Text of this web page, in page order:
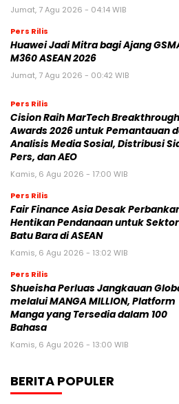
Jumat, 7 Agu 2026 - 04:14 WIB
Pers Rilis
Huawei Jadi Mitra bagi Ajang
M360 ASEAN 2026
Jumat, 7 Agu 2026 - 00:42 WIB
Pers Rilis
Cision Raih MarTech Breakthrough
Awards 2026 untuk Pemantauan
Analisis Media Sosial, Distribusi
Pers, dan AEO
Kamis, 6 Agu 2026 - 17:00 WIB
Pers Rilis
Fair Finance Asia Desak
Hentikan Pendanaan untuk Sektor
Batu Bara di ASEAN
Kamis, 6 Agu 2026 - 13:02 WIB
Pers Rilis
Shueisha Perluas Jangkauan
melalui MANGA MILLION, Platform
Manga yang Tersedia dalam 100
Bahasa
Kamis, 6 Agu 2026 - 13:00 WIB
BERITA POPULER